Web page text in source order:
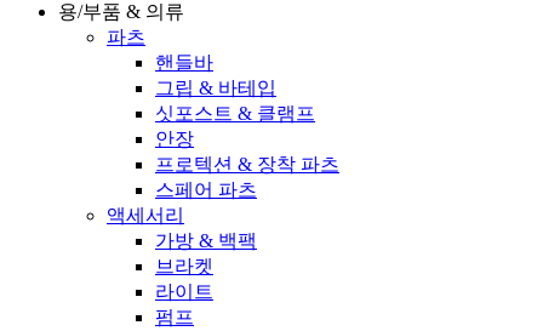
용/부품 & 의류
파츠
핸들바
그립 & 바테입
싯포스트 & 클램프
안장
프로텍션 & 장착 파츠
스페어 파츠
액세서리
가방 & 백팩
브라켓
라이트
펌프